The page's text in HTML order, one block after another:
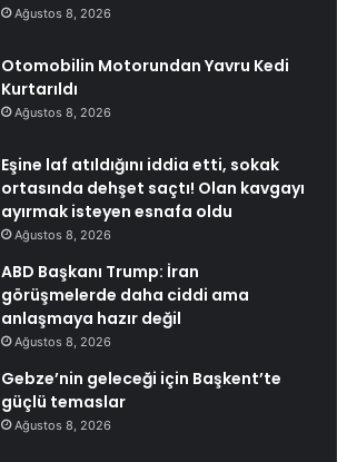
Ağustos 8, 2026
Otomobilin Motorundan Yavru Kedi
Kurtarıldı
Ağustos 8, 2026
Eşine laf atıldığını iddia etti, sokak
ortasında dehşet saçtı! Olan kavgayı
ayırmak isteyen esnafa oldu
Ağustos 8, 2026
ABD Başkanı Trump: İran
görüşmelerde daha ciddi ama
anlaşmaya hazır değil
Ağustos 8, 2026
Gebze’nin geleceği için Başkent’te
güçlü temaslar
Ağustos 8, 2026